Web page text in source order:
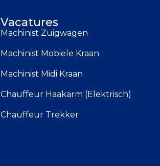
Vacatures
Machinist Zuigwagen
Machinist Mobiele Kraan
Machinist Midi Kraan
Chauffeur Haakarm (Elektrisch)
Chauffeur Trekker